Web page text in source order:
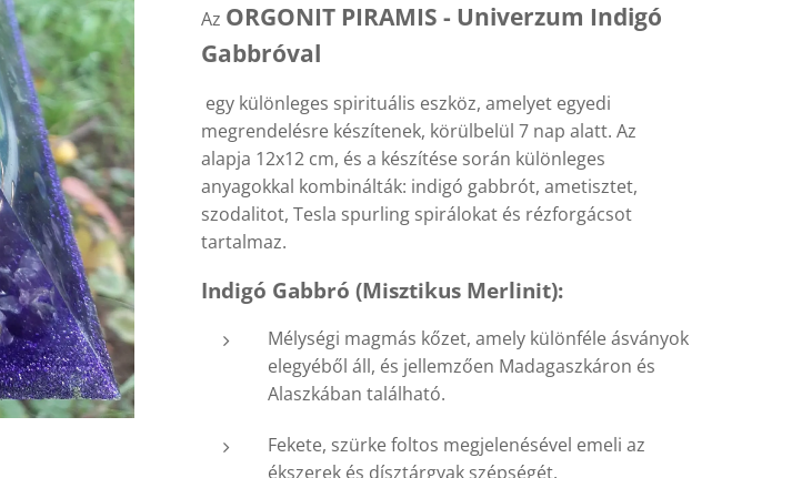
Az ORGONIT PIRAMIS - Univerzum Indigó
Gabbróval
egy különleges spirituális eszköz, amelyet egyedi
megrendelésre készítenek, körülbelül 7 nap alatt. Az
alapja 12x12 cm, és a készítése során különleges
anyagokkal kombinálták: indigó gabbrót, ametisztet,
szodalitot, Tesla spurling spirálokat és rézforgácsot
tartalmaz.
Indigó Gabbró (Misztikus Merlinit):
Mélységi magmás kőzet, amely különféle ásványok
elegyéből áll, és jellemzően Madagaszkáron és
Alaszkában található.
Fekete, szürke foltos megjelenésével emeli az
ékszerek és dísztárgyak szépségét.